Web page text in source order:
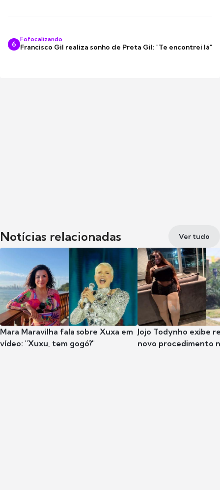
6
Fofocalizando
Francisco Gil realiza sonho de Preta Gil: "Te encontrei lá"
Notícias relacionadas Ver tudo
Mara Maravilha fala sobre Xuxa em
vídeo: "Xuxu, tem gogó?"
Jojo Todynho exibe
novo procedimento